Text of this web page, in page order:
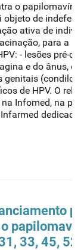
o
objeto de
ativa de
para a
- lesões pré-
e do ânus,
genitais
de HPV. O
Infomed, na
dedicada
33, 45,